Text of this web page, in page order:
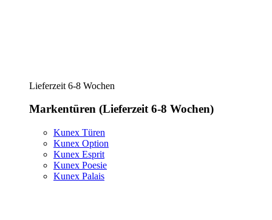
Lieferzeit 6-8 Wochen
Markentüren (Lieferzeit 6-8 Wochen)
Kunex Türen
Kunex Option
Kunex Esprit
Kunex Poesie
Kunex Palais